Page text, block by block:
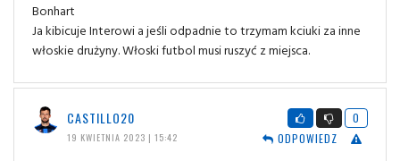
Bonhart
Ja kibicuje Interowi a jeśli odpadnie to trzymam kciuki za inne
włoskie drużyny. Włoski futbol musi ruszyć z miejsca.
CASTILLO20
19 KWIETNIA 2023 | 15:42
0
ODPOWIEDZ